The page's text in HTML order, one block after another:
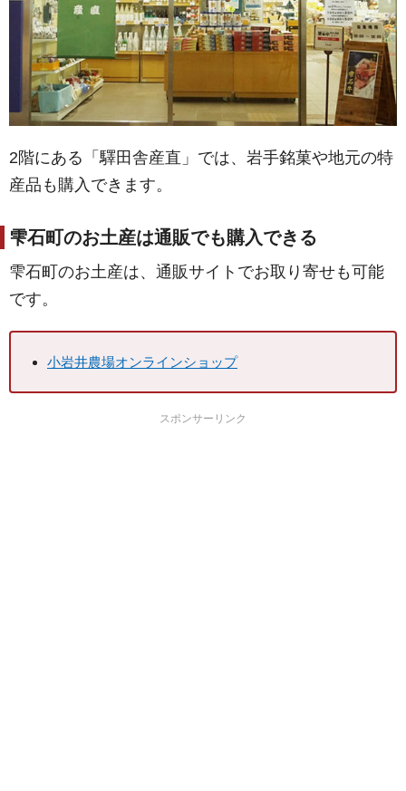
2階にある「驛田舎産直」では、岩手銘菓や地元の特
産品も購入できます。
雫石町のお土産は通販でも購入できる
雫石町のお土産は、通販サイトでお取り寄せも可能
です。
小岩井農場オンラインショップ
スポンサーリンク